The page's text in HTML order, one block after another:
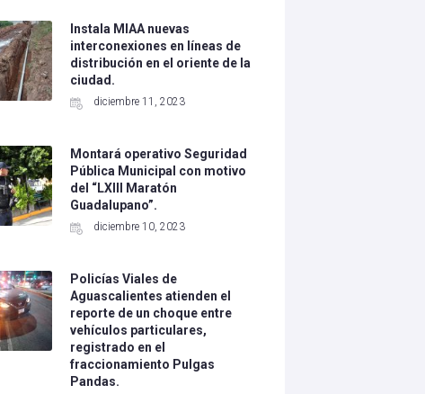
Instala MIAA nuevas
interconexiones en líneas de
distribución en el oriente de la
ciudad.
diciembre 11, 2023
Montará operativo Seguridad
Pública Municipal con motivo
del “LXIII Maratón
Guadalupano”.
diciembre 10, 2023
Policías Viales de
Aguascalientes atienden el
reporte de un choque entre
vehículos particulares,
registrado en el
fraccionamiento Pulgas
Pandas.